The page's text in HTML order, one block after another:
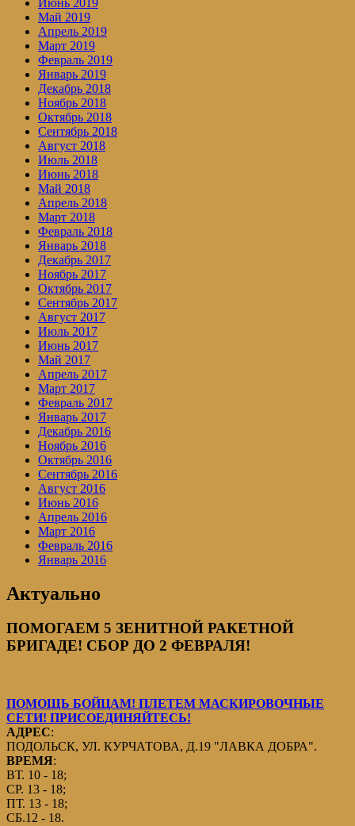
Май 2019
Апрель 2019
Март 2019
Февраль 2019
Январь 2019
Декабрь 2018
Ноябрь 2018
Октябрь 2018
Сентябрь 2018
Август 2018
Июль 2018
Июнь 2018
Май 2018
Апрель 2018
Март 2018
Февраль 2018
Январь 2018
Декабрь 2017
Ноябрь 2017
Октябрь 2017
Сентябрь 2017
Август 2017
Июль 2017
Июнь 2017
Май 2017
Апрель 2017
Март 2017
Февраль 2017
Январь 2017
Декабрь 2016
Ноябрь 2016
Октябрь 2016
Сентябрь 2016
Август 2016
Июнь 2016
Апрель 2016
Март 2016
Февраль 2016
Январь 2016
Актуально
ПОМОГАЕМ 5 ЗЕНИТНОЙ РАКЕТНОЙ
БРИГАДЕ! СБОР ДО 2 ФЕВРАЛЯ!
ПОМОЩЬ БОЙЦАМ! ПЛЕТЕМ МАСКИРОВОЧНЫЕ
СЕТИ! ПРИСОЕДИНЯЙТЕСЬ!
АДРЕС:
ПОДОЛЬСК, УЛ. КУРЧАТОВА, Д.19 "ЛАВКА ДОБРА".
ВРЕМЯ:
ВТ. 10 - 18;
СР. 13 - 18;
ПТ. 13 - 18;
СБ.12 - 18.